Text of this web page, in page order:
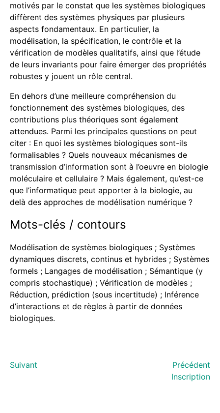
motivés par le constat que les systèmes biologiques
diffèrent des systèmes physiques par plusieurs
aspects fondamentaux. En particulier, la
modélisation, la spécification, le contrôle et la
vérification de modèles qualitatifs, ainsi que l’étude
de leurs invariants pour faire émerger des propriétés
robustes y jouent un rôle central.
En dehors d’une meilleure compréhension du
fonctionnement des systèmes biologiques, des
contributions plus théoriques sont également
attendues. Parmi les principales questions on peut
citer : En quoi les systèmes biologiques sont-ils
formalisables ? Quels nouveaux mécanismes de
transmission d’information sont à l’oeuvre en biologie
moléculaire et cellulaire ? Mais également, qu’est-ce
que l’informatique peut apporter à la biologie, au
delà des approches de modélisation numérique ?
Mots-clés / contours
Modélisation de systèmes biologiques ; Systèmes
dynamiques discrets, continus et hybrides ; Systèmes
formels ; Langages de modélisation ; Sémantique (y
compris stochastique) ; Vérification de modèles ;
Réduction, prédiction (sous incertitude) ; Inférence
d’interactions et de règles à partir de données
biologiques.
Suivant
Précédent
Inscription